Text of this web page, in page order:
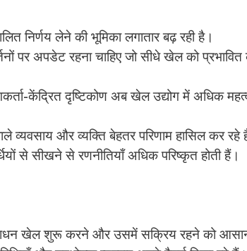
निर्णय लेने की भूमिका लगातार बढ़ रही है।
पर अपडेट रहना चाहिए जो सीधे खेल को
केंद्रित दृष्टिकोण अब खेल उद्योग में अधिक
और व्यक्ति बेहतर परिणाम हासिल कर रहे
से सीखने से रणनीतियाँ अधिक परिष्कृत होती हैं।
खेल शुरू करने और उसमें सक्रिय रहने को आसान